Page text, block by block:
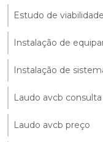
Estudo de
Instalação de
Instalação de
Laudo avcb consulta
Laudo avcb preço